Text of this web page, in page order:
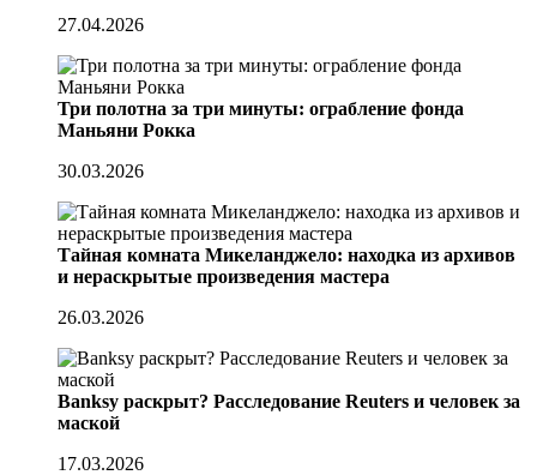
27.04.2026
Три полотна за три минуты: ограбление фонда
Маньяни Рокка
30.03.2026
Тайная комната Микеланджело: находка из архивов
и нераскрытые произведения мастера
26.03.2026
Banksy раскрыт? Расследование Reuters и человек за
маской
17.03.2026